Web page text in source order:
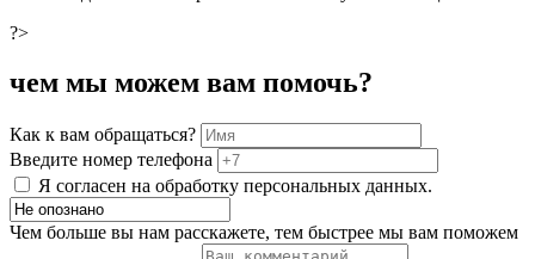
?>
чем мы можем вам помочь?
Как к вам обращаться?
Введите номер телефона
Я согласен на обработку персональных данных.
Чем больше вы нам расскажете, тем быстрее мы вам поможем